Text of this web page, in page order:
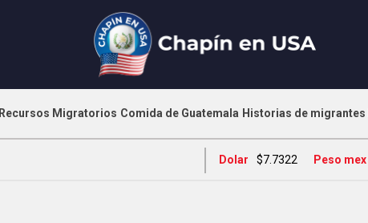
Recursos Migratorios Comida de Guatemala Historias de migrantes
Dolar $7.7322 Peso mex